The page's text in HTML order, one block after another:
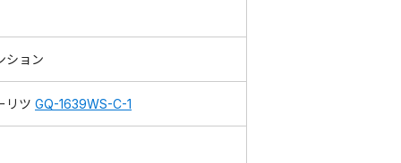
ション
リツ GQ-1639WS-C-1